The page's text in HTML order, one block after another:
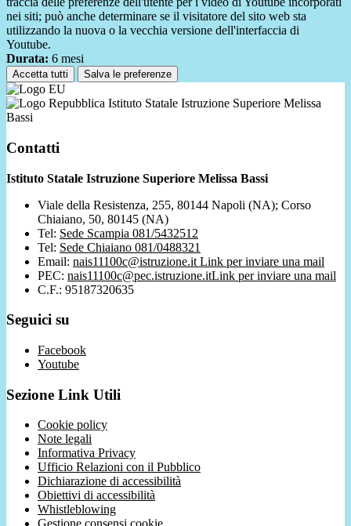
nei siti; può anche determinare se il visitatore del sito web sta
utilizzando la nuova o la vecchia versione dell'interfaccia di
Youtube.
Durata: 6 mesi
Accetta tutti Salva le preferenze
Istituto Statale Istruzione Superiore Melissa
Bassi
Contatti
Istituto Statale Istruzione Superiore Melissa Bassi
Viale della Resistenza, 255, 80144 Napoli (NA); Corso
Chiaiano, 50, 80145 (NA)
Tel: Sede Scampia 081/5432512
Tel: Sede Chiaiano 081/0488321
Email: nais11100c@istruzione.it Link per inviare una mail
PEC: nais11100c@pec.istruzione.itLink per inviare una mail
C.F.: 95187320635
Seguici su
Facebook
Youtube
Sezione Link Utili
Cookie policy
Note legali
Informativa Privacy
Ufficio Relazioni con il Pubblico
Dichiarazione di accessibilità
Obiettivi di accessibilità
Whistleblowing